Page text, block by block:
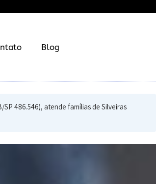
Blog
486.546), atende famílias de Silveiras